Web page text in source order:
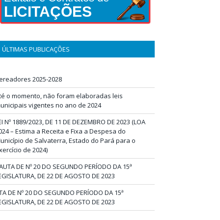
LICITAÇÕES
ÚLTIMAS PUBLICAÇÕES
2025-2028
o momento, não foram elaboradas leis
vigentes no ano de 2024
Nº 1889/2023, DE 11 DE DEZEMBRO DE 2023 (LOA
– Estima a Receita e Fixa a Despesa do
de Salvaterra, Estado do Pará para o
de 2024)
DE Nº 20 DO SEGUNDO PERÍODO DA 15ª
DE 22 DE AGOSTO DE 2023
DE Nº 20 DO SEGUNDO PERÍODO DA 15ª
DE 22 DE AGOSTO DE 2023